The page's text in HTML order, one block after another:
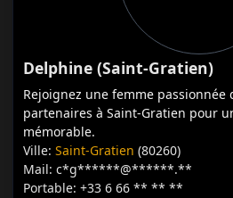
Delphine (Saint-Gratien)
Rejoignez une femme passionnée
partenaires à Saint-Gratien pour
mémorable.
Ville: Saint-Gratien (80260)
Mail: c*g******@******.**
Portable: +33 6 66 ** ** **